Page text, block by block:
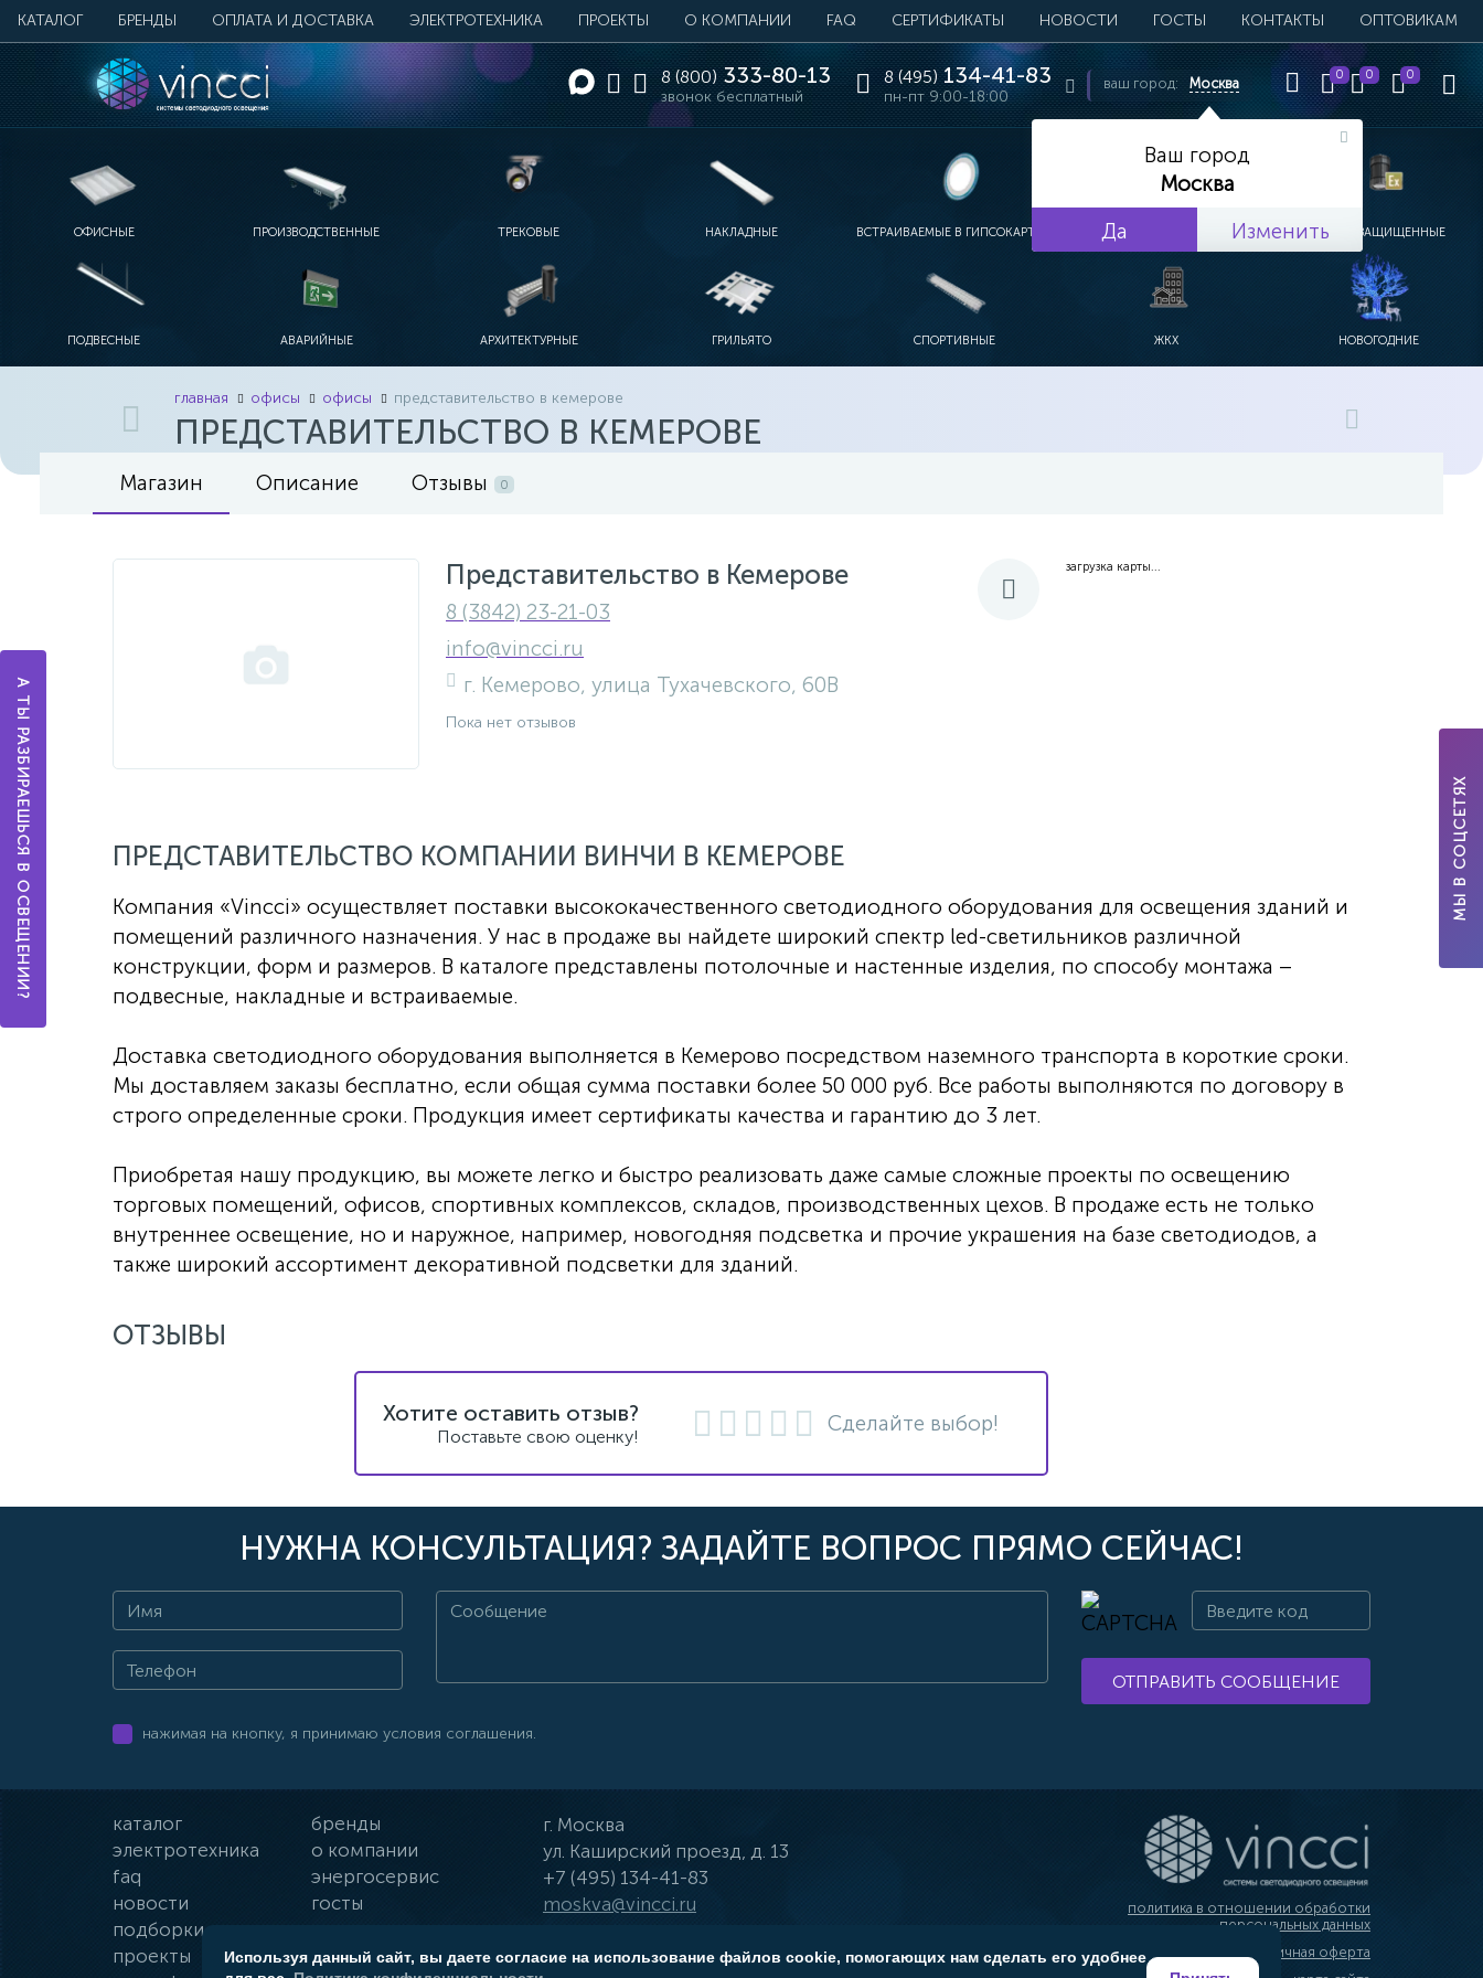
КАТАЛОГ БРЕНДЫ ОПЛАТА И ДОСТАВКА ЭЛЕКТРОТЕХНИКА ПРОЕКТЫ О КОМПАНИИ FAQ СЕРТИФИКАТЫ НОВОСТИ ГОСТЫ КОНТАКТЫ ОПТОВИКАМ
ваш город: Москва
Ваш город
Москва
Да
Изменить
8 (800)333-80-13
звонок бесплатный
8 (495)134-41-83
пн-пт 9:00-18:00
0 0 0
ОФИСНЫЕ ПРОИЗВОДСТВЕННЫЕ ТРЕКОВЫЕ НАКЛАДНЫЕ ВСТРАИВАЕМЫЕ В ГИПСОКАРТОН ВЗРЫВОЗАЩИЩЕННЫЕ
ПОДВЕСНЫЕ АВАРИЙНЫЕ АРХИТЕКТУРНЫЕ ГРИЛЬЯТО СПОРТИВНЫЕ ЖКХ НОВОГОДНИЕ
главная офисы офисы представительство в кемерове
ПРЕДСТАВИТЕЛЬСТВО В КЕМЕРОВЕ
Магазин Описание Отзывы 0
Представительство в Кемерове
8 (3842) 23-21-03
info@vincci.ru
г. Кемерово, улица Тухачевского, 60В
Пока нет отзывов
загрузка карты...
ПРЕДСТАВИТЕЛЬСТВО КОМПАНИИ ВИНЧИ В КЕМЕРОВЕ
Компания «Vincci» осуществляет поставки высококачественного светодиодного оборудования для освещения зданий и
помещений различного назначения. У нас в продаже вы найдете широкий спектр led-светильников различной
конструкции, форм и размеров. В каталоге представлены потолочные и настенные изделия, по способу монтажа –
подвесные, накладные и встраиваемые.
Доставка светодиодного оборудования выполняется в Кемерово посредством наземного транспорта в короткие сроки.
Мы доставляем заказы бесплатно, если общая сумма поставки более 50 000 руб. Все работы выполняются по договору в
строго определенные сроки. Продукция имеет сертификаты качества и гарантию до 3 лет.
Приобретая нашу продукцию, вы можете легко и быстро реализовать даже самые сложные проекты по освещению
торговых помещений, офисов, спортивных комплексов, складов, производственных цехов. В продаже есть не только
внутреннее освещение, но и наружное, например, новогодняя подсветка и прочие украшения на базе светодиодов, а
также широкий ассортимент декоративной подсветки для зданий.
ОТЗЫВЫ
Хотите оставить отзыв?
Поставьте свою оценку!
Сделайте выбор!
НУЖНА КОНСУЛЬТАЦИЯ? ЗАДАЙТЕ ВОПРОС ПРЯМО СЕЙЧАС!
ОТПРАВИТЬ СООБЩЕНИЕ
нажимая на кнопку, я принимаю условия соглашения.
каталог
бренды
электротехника
о компании
faq
энергосервис
новости
госты
подборки
оплата и доставка
проекты
гарантии
г. Москва
ул. Каширский проезд, д. 13
+7 (495) 134-41-83
moskva@vincci.ru
политика в отношении обработки
персональных данных
публичная оферта
МЫ В СОЦСЕТЯХ
А ТЫ РАЗБИРАЕШЬСЯ В ОСВЕЩЕНИИ?
Используя данный сайт, вы даете согласие на использование файлов cookie, помогающих нам сделать его удобнее